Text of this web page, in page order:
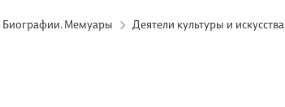
Биографии. Мемуары Деятели культуры и искусства